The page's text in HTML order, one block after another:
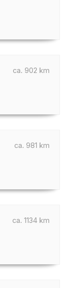
ca. 902 km
ca. 981 km
ca. 1134 km